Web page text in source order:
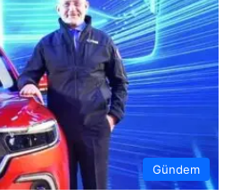
Gündem